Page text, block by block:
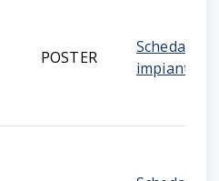
POSTER
Scheda
impianto